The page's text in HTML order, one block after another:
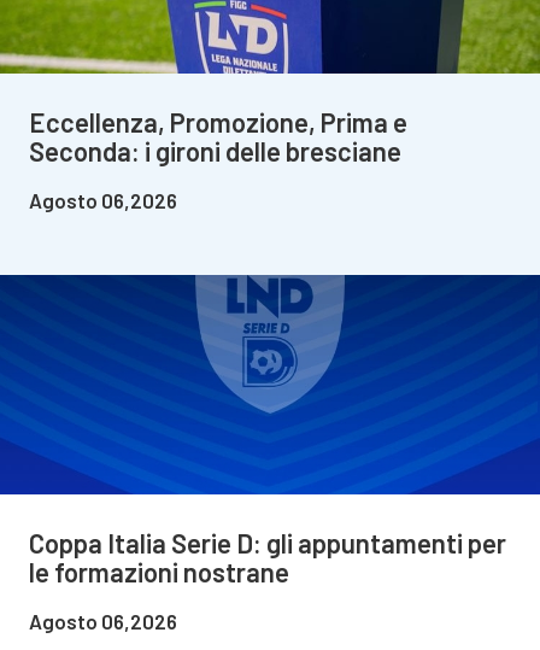
Eccellenza, Promozione, Prima e
Seconda: i gironi delle bresciane
Agosto 06,2026
Coppa Italia Serie D: gli appuntamenti per
le formazioni nostrane
Agosto 06,2026